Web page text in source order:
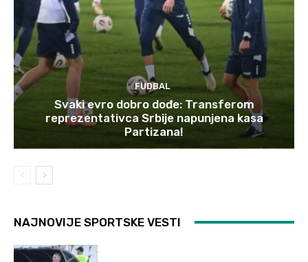
FUDBAL
Svaki evro dobro dođe: Transferom
reprezentativca Srbije napunjena kasa
Partizana!
NAJNOVIJE SPORTSKE VESTI